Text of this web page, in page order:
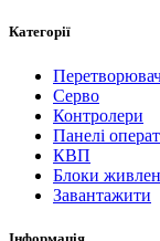
Категорії
Серво
Контролери
Панелі
КВП
Блоки
Завантажити